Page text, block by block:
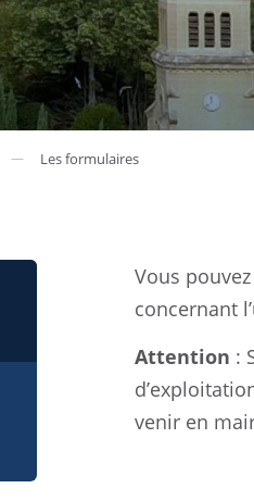
Les formulaires
Vous
concernant
Attention :
venir en